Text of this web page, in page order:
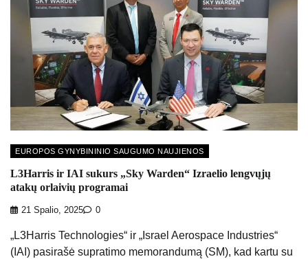
EUROPOS GYNYBININIO SAUGUMO NAUJIENOS
L3Harris ir IAI sukurs „Sky Warden“ Izraelio lengvųjų
atakų orlaivių programai
21 Spalio, 2025 0
„L3Harris Technologies“ ir „Israel Aerospace Industries“
(IAI) pasirašė supratimo memorandumą (SM), kad kartu su